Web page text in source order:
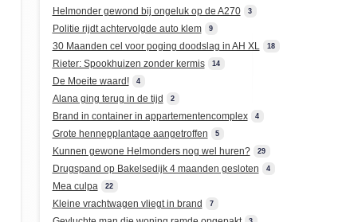
Helmonder gewond bij ongeluk op de A270 3
Politie rijdt achtervolgde auto klem 9
30 Maanden cel voor poging doodslag in AH XL 18
Rieter: Spookhuizen zonder kermis 14
De Moeite waard! 4
Alana ging terug in de tijd 2
Brand in container in appartementencomplex 4
Grote hennepplantage aangetroffen 5
Kunnen gewone Helmonders nog wel huren? 29
Drugspand op Bakelsedijk 4 maanden gesloten 4
Mea culpa 22
Kleine vrachtwagen vliegt in brand 7